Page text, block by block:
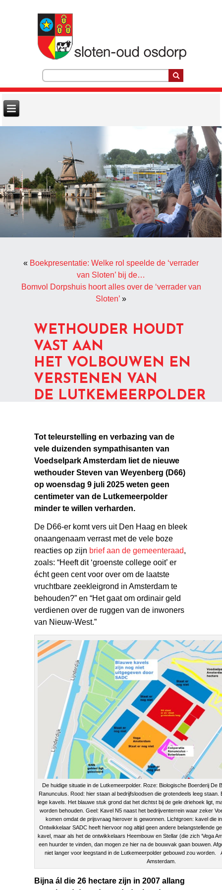
« Boekpresentatie: Welke rol speelde de ‘verrader
van Sloten’ bij de…
Bomvol Dorpshuis hoort alles over de ‘verrader van
Sloten’ »
WETHOUDER HOUDT
VAST AAN
HET VOLBOUWEN EN
VERSTENEN VAN
DE LUTKEMEERPOLDER
Tot teleurstelling en verbazing van de
vele duizenden sympathisanten van
Voedselpark Amsterdam liet de nieuwe
wethouder Steven van Weyenberg (D66)
op woensdag 9 juli 2025 weten geen
centimeter van de Lutkemeerpolder
minder te willen verharden.
De D66-er komt vers uit Den Haag en bleek
onaangenaam verrast met de vele boze
reacties op zijn brief aan de gemeenteraad,
zoals: “Heeft dit ‘groenste college ooit’ er
écht geen cent voor over om de laatste
vruchtbare zeekleigrond in Amsterdam te
behouden?” en “Het gaat om ordinair geld
verdienen over de ruggen van de inwoners
van Nieuw-West.”
De huidige situatie in de Lutkemeerpolder. Roze: Biologische Boerderij De
Ranunculus. Rood: hier staan al bedrijfsloodsen die grotendeels leeg staan.
lege kavels. Het blauwe stuk grond dat het dichtst bij de gele driehoek ligt,
worden behouden. Geel: Kavel N5 naast het bedrijventerrein waar zeker
komen omdat de prijsvraag hierover is gewonnen. Lichtgroen: kavel die
Ontwikkelaar SADC heeft hiervoor nog altijd geen andere belangstellende
kavel, maar als het de ontwikkelaars Heembouw en Stellar (die zich ‘Vega
een huurder te vinden, dan mogen ze hier na de bouwvak gaan bouwen.
niet langer voor leegstand in de Lutkemeerpolder gebouwd zou worden.
Amsterdam.
Bijna ál die 26 hectare zijn in 2007 allang